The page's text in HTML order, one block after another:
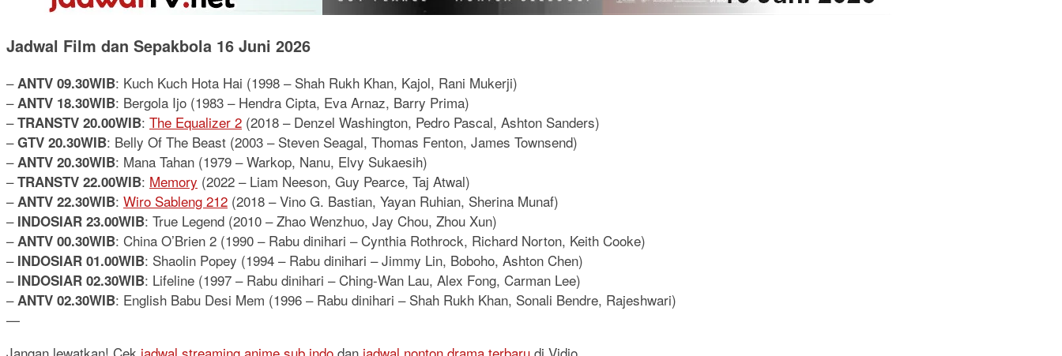
Jadwal Film dan Sepakbola 16 Juni 2026
–ANTV 09.30WIB: Kuch Kuch Hota Hai (1998 – Shah Rukh Khan, Kajol, Rani Mukerji)
–ANTV 18.30WIB: Bergola Ijo (1983 – Hendra Cipta, Eva Arnaz, Barry Prima)
–TRANSTV 20.00WIB: The Equalizer 2 (2018 – Denzel Washington, Pedro Pascal, Ashton Sanders)
–GTV 20.30WIB: Belly Of The Beast (2003 – Steven Seagal, Thomas Fenton, James Townsend)
–ANTV 20.30WIB: Mana Tahan (1979 – Warkop, Nanu, Elvy Sukaesih)
–TRANSTV 22.00WIB: Memory (2022 – Liam Neeson, Guy Pearce, Taj Atwal)
–ANTV 22.30WIB: Wiro Sableng 212 (2018 – Vino G. Bastian, Yayan Ruhian, Sherina Munaf)
– INDOSIAR 23.00WIB: True Legend (2010 – Zhao Wenzhuo, Jay Chou, Zhou Xun)
–ANTV 00.30WIB: China O’Brien 2 (1990 – Rabu dinihari – Cynthia Rothrock, Richard Norton, Keith Cooke)
– INDOSIAR 01.00WIB: Shaolin Popey (1994 – Rabu dinihari – Jimmy Lin, Boboho, Ashton Chen)
– INDOSIAR 02.30WIB: Lifeline (1997 – Rabu dinihari – Ching-Wan Lau, Alex Fong, Carman Lee)
–ANTV 02.30WIB: English Babu Desi Mem (1996 – Rabu dinihari – Shah Rukh Khan, Sonali Bendre, Rajeshwari)
—